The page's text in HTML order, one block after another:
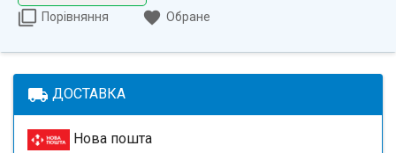
Порівняння
Обране
local_shipping ДОСТАВКА
Нова пошта